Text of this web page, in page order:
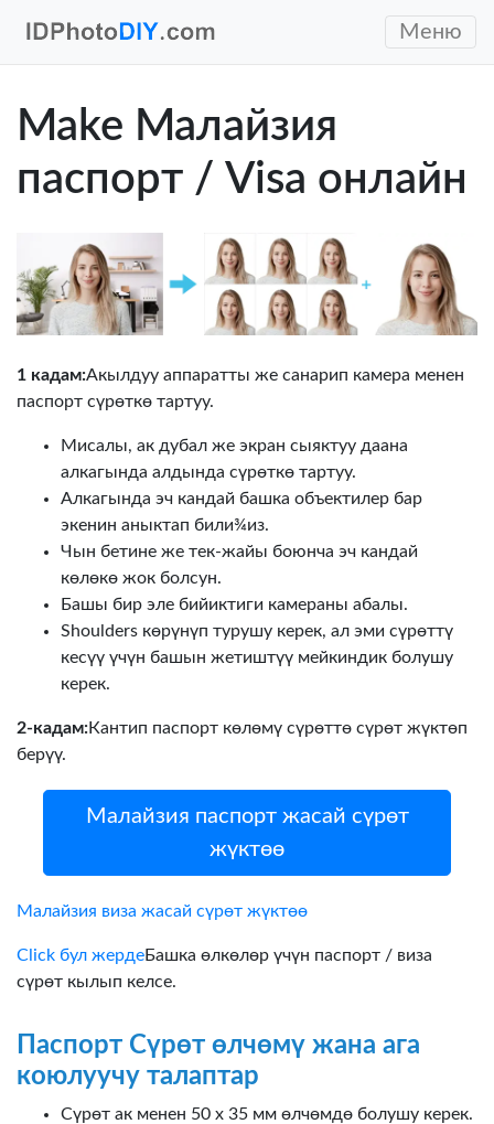
Меню
Make Малайзия
паспорт / Visa онлайн
1 кадам:Акылдуу аппаратты же санарип камера менен
паспорт сүрөткө тартуу.
Мисалы, ак дубал же экран сыяктуу даана
алкагында алдында сүрөткө тартуу.
Алкагында эч кандай башка объектилер бар
экенин аныктап били¾из.
Чын бетине же тек-жайы боюнча эч кандай
көлөкө жок болсун.
Башы бир эле бийиктиги камераны абалы.
Shoulders көрүнүп турушу керек, ал эми сүрөттү
кесүү үчүн башын жетиштүү мейкиндик болушу
керек.
2-кадам:Кантип паспорт көлөмү сүрөттө сүрөт жүктөп
берүү.
Малайзия паспорт жасай сүрөт
жүктөө
Малайзия виза жасай сүрөт жүктөө
Click бул жердеБашка өлкөлөр үчүн паспорт / виза
сүрөт кылып келсе.
Паспорт Сүрөт өлчөмү жана ага
коюлуучу талаптар
Сүрөт ак менен 50 х 35 мм өлчөмдө болушу керек.